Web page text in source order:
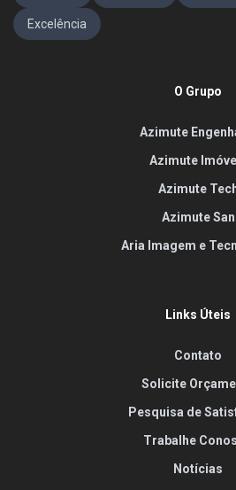
Excelência
O Grupo
Azimute
Azimute
Azimute
Azimute San
Aria Imagem e
Links Úteis
Contato
Solicite
Pesquisa de
Trabalhe
Notícias